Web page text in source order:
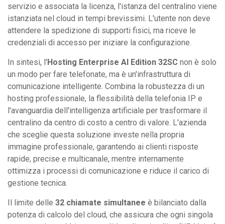
servizio e associata la licenza, l'istanza del centralino viene
istanziata nel cloud in tempi brevissimi. L'utente non deve
attendere la spedizione di supporti fisici, ma riceve le
credenziali di accesso per iniziare la configurazione.
In sintesi, l'Hosting Enterprise AI Edition 32SC non è solo
un modo per fare telefonate, ma è un'infrastruttura di
comunicazione intelligente. Combina la robustezza di un
hosting professionale, la flessibilità della telefonia IP e
l'avanguardia dell'intelligenza artificiale per trasformare il
centralino da centro di costo a centro di valore. L'azienda
che sceglie questa soluzione investe nella propria
immagine professionale, garantendo ai clienti risposte
rapide, precise e multicanale, mentre internamente
ottimizza i processi di comunicazione e riduce il carico di
gestione tecnica.
Il limite delle 32 chiamate simultanee è bilanciato dalla
potenza di calcolo del cloud, che assicura che ogni singola